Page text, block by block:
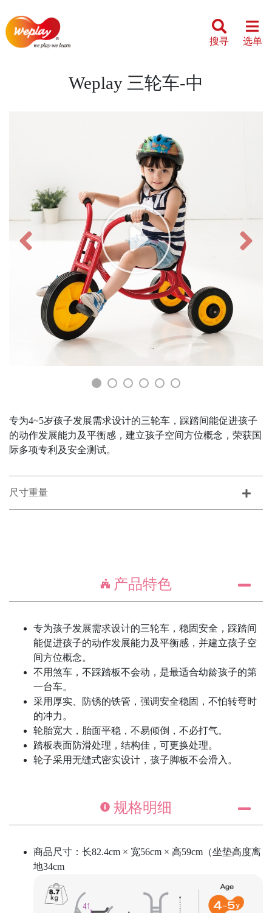
搜寻 选单
Weplay 三轮车-中
专为4~5岁孩子发展需求设计的三轮车，踩踏间能促进孩子
的动作发展能力及平衡感，建立孩子空间方位概念，荣获国
际多项专利及安全测试。
尺寸重量
产品特色
专为孩子发展需求设计的三轮车，稳固安全，踩踏间
能促进孩子的动作发展能力及平衡感，并建立孩子空
间方位概念。
不用煞车，不踩踏板不会动，是最适合幼龄孩子的第
一台车。
采用厚实、防锈的铁管，强调安全稳固，不怕转弯时
的冲力。
轮胎宽大，胎面平稳，不易倾倒，不必打气。
踏板表面防滑处理，结构佳，可更换处理。
轮子采用无缝式密实设计，孩子脚板不会滑入。
规格明细
商品尺寸：长82.4cm × 宽56cm × 高59cm（坐垫高度离
地34cm